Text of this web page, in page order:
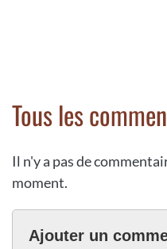
Tous les
Il n'y a pas de
moment.
Ajouter un